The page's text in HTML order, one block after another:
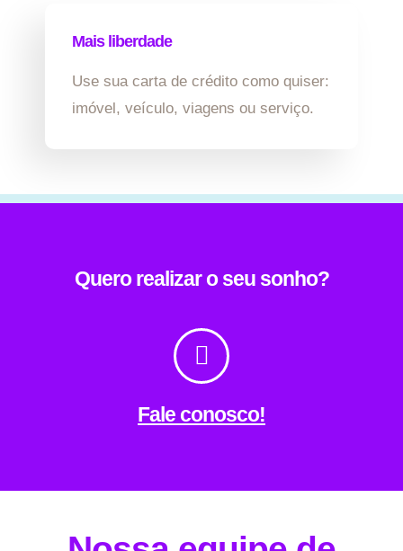
Mais liberdade
Use sua carta de crédito como quiser:
imóvel, veículo, viagens ou serviço.
Quero realizar o seu sonho?
Fale conosco!